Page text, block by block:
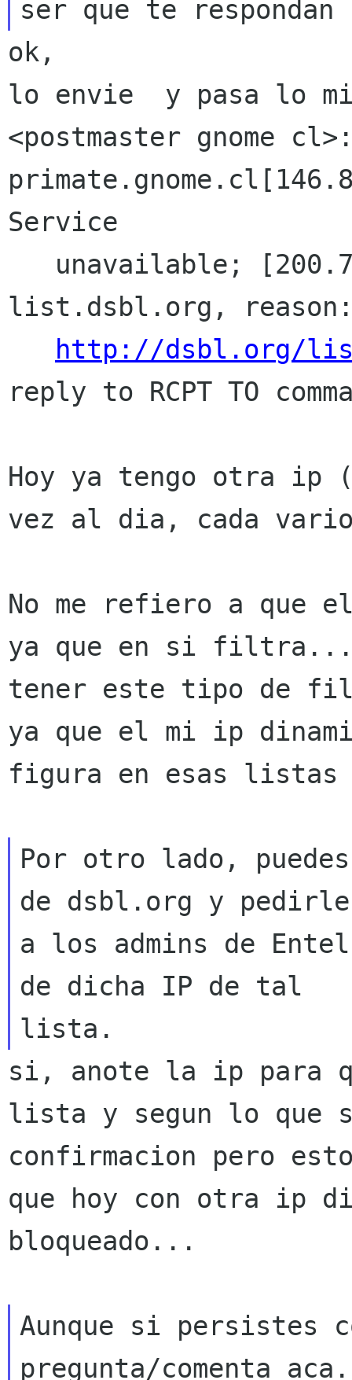
ok,
<postmaster gnome
Service
list.dsbl.org,
http://dsbl.org/
reply to RCPT TO
Hoy ya tengo otra ip
vez al dia, cada
No me refiero a
ya que en si
tener este tipo de
ya que el mi ip
figura en esas listas
Por otro lado,
de dsbl.org y pedirle
a los admins de
de dicha IP de tal
si, anote la ip para
lista y segun lo que
confirmacion pero
que hoy con otra ip
bloqueado...
Aunque si persistes